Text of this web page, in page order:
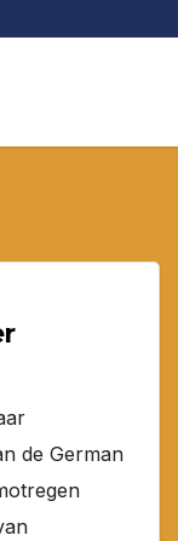
de German